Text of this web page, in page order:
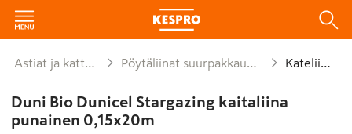
Astiat ja kattaus Pöytäliinat suurpakkaukset Kateliinat
Duni Bio Dunicel Stargazing kaitaliina
punainen 0,15x20m